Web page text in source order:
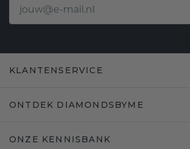
KLANTENSERVICE
ONTDEK DIAMONDSBYME
ONZE KENNISBANK